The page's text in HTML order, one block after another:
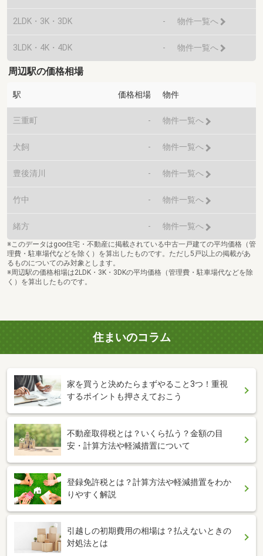
2LDK・3K・3DK - 物件一覧へ
3LDK・4K・4DK - 物件一覧へ
周辺駅の価格相場
駅 価格相場 物件
三重町 - 物件一覧へ
犬飼 - 物件一覧へ
豊後清川 - 物件一覧へ
竹中 - 物件一覧へ
緒方 - 物件一覧へ
※このデータはgoo住宅・不動産に掲載されている中古一戸建ての平均価格（管
理費・駐車場代などを除く）を算出したものです。ただし5戸以上の掲載があ
るものについてのみ対象とします。
※周辺駅の価格相場は2LDK・3K・3DKの平均価格（管理費・駐車場代などを除
く）を算出したものです。
住まいのコラム
家を買うと決めたらまずやること3つ！重視
するポイントも押さえておこう
不動産取得税とは？いくら払う？金額の目
安・計算方法や軽減措置について
登録免許税とは？計算方法や軽減措置をわか
りやすく解説
引越しの初期費用の相場は？払えないときの
対処法とは